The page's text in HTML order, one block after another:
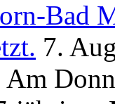
Bad
7.